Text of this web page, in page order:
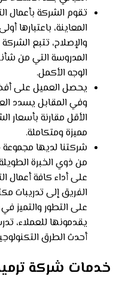
تقوم الشركة بأعمال
المعاينة، باعتبارها
والإصلاح، تتبع
المدروسة التي من
الوجه الأكمل.
يحصل العميل على
وفي المقابل يسدد
الأقل مقارنة بأسعار
مميزة ومتكاملة.
شركتنا لديها
من ذوي الخبرة
على أداء كافة أعمال
الفريق إلى تدريبات
على التطور والتميز
يقدمونها للعملاء،
أحدث الطرق
خدمات شركة